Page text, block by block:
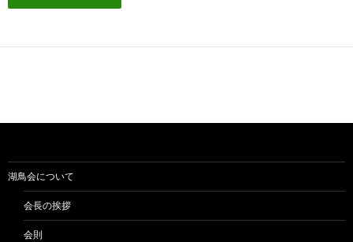
湖鳥会について
会長の挨拶
会則